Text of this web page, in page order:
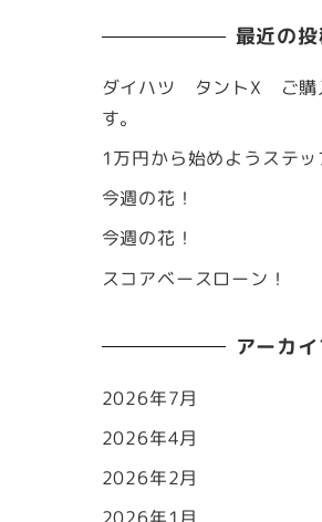
最近の
ダイハツ タントX ご購
す。
1万円から始めようステッ
今週の花！
今週の花！
スコアベースローン！
アーカ
2026年7月
2026年4月
2026年2月